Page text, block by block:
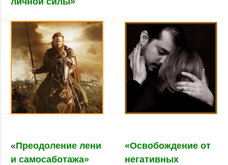
«Преодоление лени
и самосаботажа»
«Освобождение от
негативных